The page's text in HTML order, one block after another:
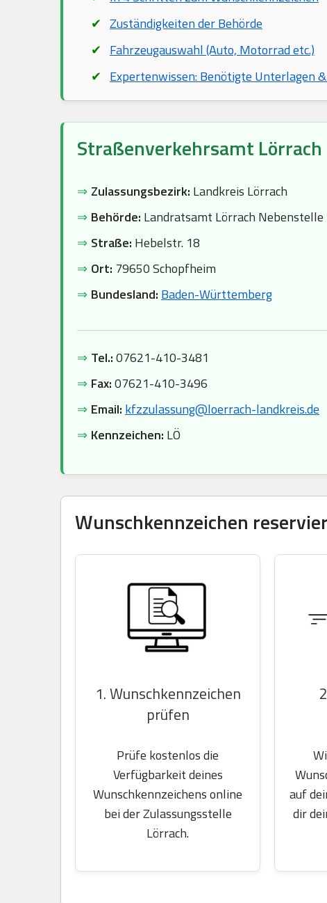
Zuständigkeiten der Behörde
Fahrzeugauswahl (Auto, Motorrad etc.)
Expertenwissen: Benötigte Unterlagen &
Straßenverkehrsamt Lörrach
⇒ Zulassungsbezirk: Landkreis Lörrach
⇒ Behörde: Landratsamt Lörrach Nebenstelle
⇒ Straße: Hebelstr. 18
⇒ Ort: 79650 Schopfheim
⇒ Bundesland: Baden-Württemberg
⇒ Tel.:07621-410-3481
⇒ Fax:07621-410-3496
⇒ Email: kfzzulassung@loerrach-landkreis.de
⇒ Kennzeichen: LÖ
Wunschkennzeichen
1. Wunschkennzeichen
prüfen
Prüfe kostenlos die
Verfügbarkeit deines
Wunschkennzeichens online
bei der Zulassungsstelle
Lörrach.
auf
dir